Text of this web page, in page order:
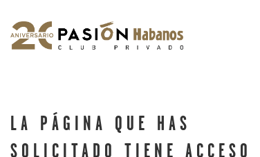
LA PÁGINA QUE HAS
SOLICITADO TIENE ACCESO